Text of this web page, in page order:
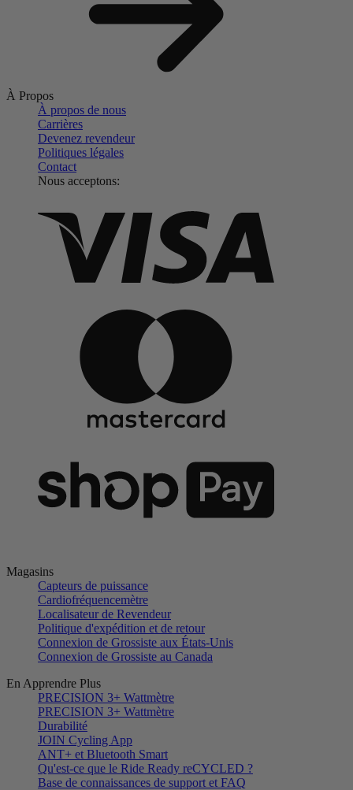
À Propos
À propos de nous
Carrières
Devenez revendeur
Politiques légales
Contact
Nous acceptons:
Magasins
Capteurs de puissance
Cardiofréquencemètre
Localisateur de Revendeur
Politique d'expédition et de retour
Connexion de Grossiste aux États-Unis
Connexion de Grossiste au Canada
En Apprendre Plus
PRECISION 3+ Wattmètre
PRECISION 3+ Wattmètre
Durabilité
JOIN Cycling App
ANT+ et Bluetooth Smart
Qu'est-ce que le Ride Ready reCYCLED ?
Base de connaissances de support et FAQ